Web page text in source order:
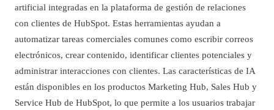
artificial integradas en la plataforma de gestión de relaciones
con clientes de HubSpot. Estas herramientas ayudan a
automatizar tareas comerciales comunes como escribir correos
electrónicos, crear contenido, identificar clientes potenciales y
administrar interacciones con clientes. Las características de IA
están disponibles en los productos Marketing Hub, Sales Hub y
Service Hub de HubSpot, lo que permite a los usuarios trabajar